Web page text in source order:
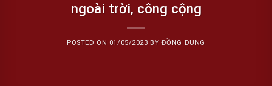
ngoài trời, công cộng
POSTED ON 01/05/2023 BY ĐỒNG DUNG